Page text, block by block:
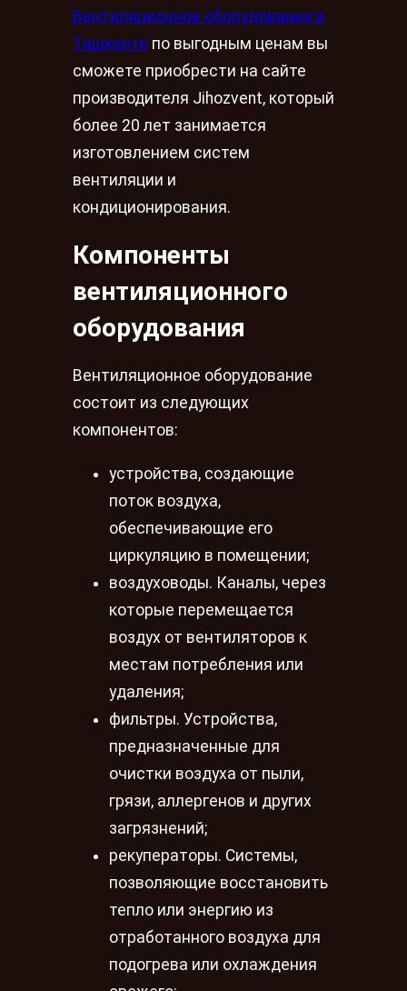
Вентиляционное оборудование в
Ташкенте по выгодным ценам вы
сможете приобрести на сайте
производителя Jihozvent, который
более 20 лет занимается
изготовлением систем
вентиляции и
кондиционирования.
Компоненты
вентиляционного
оборудования
Вентиляционное оборудование
состоит из следующих
компонентов:
устройства, создающие
поток воздуха,
обеспечивающие его
циркуляцию в помещении;
воздуховоды. Каналы, через
которые перемещается
воздух от вентиляторов к
местам потребления или
удаления;
фильтры. Устройства,
предназначенные для
очистки воздуха от пыли,
грязи, аллергенов и других
загрязнений;
рекуператоры. Системы,
позволяющие восстановить
тепло или энергию из
отработанного воздуха для
подогрева или охлаждения